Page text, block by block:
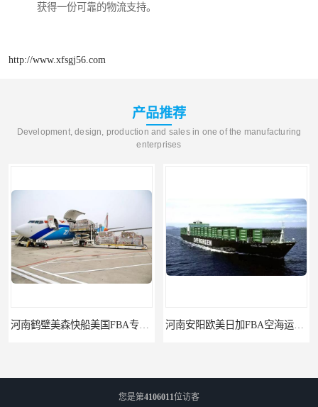
获得一份可靠的物流支持。
http://www.xfsgj56.com
产品推荐
Development, design, production and sales in one of the manufacturing
enterprises
河南鹤壁美森快船美国FBA专线海运国际物流双清包税 河南安阳欧美日加FBA空海运入仓DHL快递代理当日提取
您是第4106011位访客